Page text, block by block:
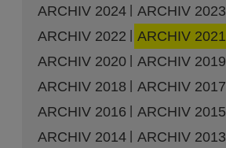
ARCHIV 2024
ARCHIV 2023
ARCHIV 2022
ARCHIV 2021
ARCHIV 2020
ARCHIV 2019
ARCHIV 2018
ARCHIV 2017
ARCHIV 2016
ARCHIV 2015
ARCHIV 2014
ARCHIV 2013